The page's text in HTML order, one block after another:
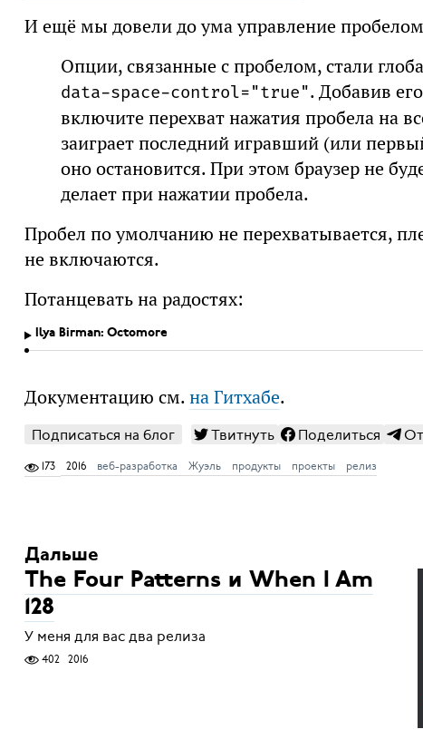
И ещё мы довели до ума управление
Опции, связанные с пробелом, стали
data-space-control="true". Добавив
включите перехват нажатия пробела на
заиграет последний игравший (или
оно остановится. При этом браузер не
делает при нажатии пробела.
Пробел по умолчанию не перехватывается,
не включаются.
Потанцевать на радостях:
Ilya Birman: Octomore
Документацию см.на Гитхабе.
Подписаться на блог Твитнуть Поделиться
173 2016 веб-разработка Жуэль продукты проекты релиз
Дальше
The Four Patterns и When I Am
128
У меня для вас два релиза
402 2016